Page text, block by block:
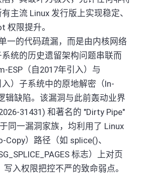
主流 Linux 发行版上实现稳定、
权限提升。
一的代码疏漏，而是由内核网络
统的历史遗留架构问题串联而
ESP（自2017年引入）与
入）子系统中的原地解密（In-
辑缺陷。该漏洞与此前轰动业界
31431) 和著名的 "Dirty Pipe"
同一漏洞家族，均利用了 Linux
Copy）路径（如 splice()、
标志）上对页
入权限把控不严的致命弱点。